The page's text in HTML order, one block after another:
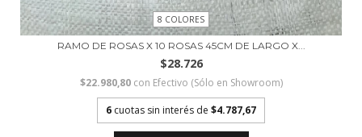
8 COLORES
RAMO DE ROSAS X 10 ROSAS 45CM DE LARGO X...
$28.726
$22.980,80 con Efectivo (Sólo en Showroom)
6 cuotas sin interés de $4.787,67